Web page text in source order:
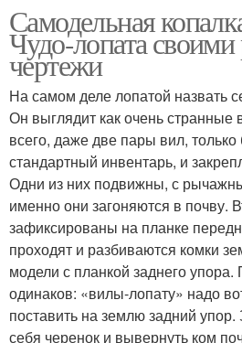
Самодельная
Чудо-лопата
чертежи
На самом деле лопатой назвать
Он выглядит как очень
всего, даже две пары вил,
стандартный инвентарь, и
Одни из них подвижны, с
именно они загоняются в почву.
зафиксированы на планке
проходят и разбиваются комки
модели с планкой заднего
одинаков: «вилы-лопату» надо
поставить на землю задний упор.
себя черенок и вывернуть ком